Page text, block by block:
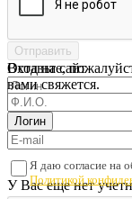
Оставьте,
вами свяжется.
Я даю согласие на
Политикой
Вход на сайт
У Вас еще нет